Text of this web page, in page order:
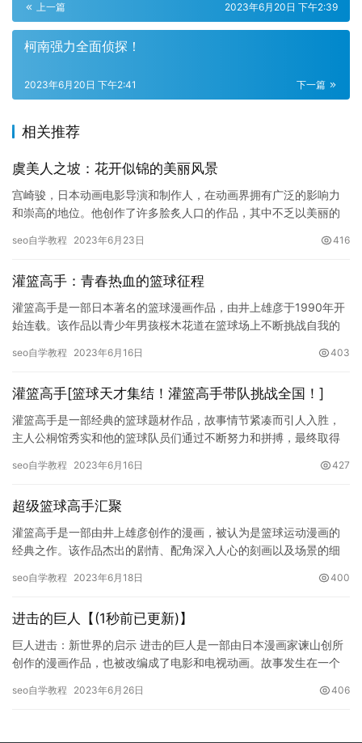
上一篇 2023年6月20日 下午2:39
柯南强力全面侦探！
下一篇
2023年6月20日 下午2:41
相关推荐
虞美人之坡：花开似锦的美丽风景
宫崎骏，日本动画电影导演和制作人，在动画界拥有广泛的影响力
和崇高的地位。他创作了许多脍炙人口的作品，其中不乏以美丽的
取材地…
seo自学教程 2023年6月23日 416
灌篮高手：青春热血的篮球征程
灌篮高手是一部日本著名的篮球漫画作品，由井上雄彦于1990年开
始连载。该作品以青少年男孩桜木花道在篮球场上不断挑战自我的
迷…
seo自学教程 2023年6月16日 403
灌篮高手[篮球天才集结！灌篮高手带队挑战全国！]
灌篮高手是一部经典的篮球题材作品，故事情节紧凑而引人入胜，
主人公桐馆秀实和他的篮球队员们通过不断努力和拼搏，最终取得
探讨篮…
seo自学教程 2023年6月16日 427
超级篮球高手汇聚
灌篮高手是一部由井上雄彦创作的漫画，被认为是篮球运动漫画的
经典之作。该作品杰出的剧情、配角深入人心的刻画以及场景的细
画、电视…
seo自学教程 2023年6月18日 400
进击的巨人【(1秒前已更新)】
巨人进击：新世界的启示 进击的巨人是一部由日本漫画家谏山创所
创作的漫画作品，也被改编成了电影和电视动画。故事发生在一个
而且…
seo自学教程 2023年6月26日 406